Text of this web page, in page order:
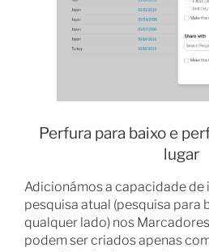
Perfura para baixo e
lugar
Adicionámos a capacidade de
pesquisa atual (pesquisa para
qualquer lado) nos
podem ser criados apenas